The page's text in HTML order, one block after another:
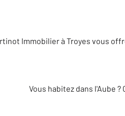
Immobilier à Troyes vous
Vous habitez dans l'Aube